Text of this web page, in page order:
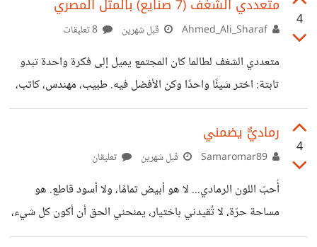
4
قبل شهرين
متعددي الشغف لطالما كان المجتمع يميل إلى فكرة واحدة تبدو
ثابتة: اختر شيئًا واحدًا وكن الأفضل فيه. طبيب، مهندس، كاتب،
رياضي، أو أي مجال آخر؛ وكأن الإنسان خُلق ليعيش داخل قالب
واحد فقط. لكن هناك أشخاصًا لا تشبههم هذه الفكرة أبدًا،
أشخاص تتوزع أرواحهم بين عدة اهتمامات، ويجدون أنفسهم في
أكثر من طريق في الوقت نفسه. هؤلاء هم متعددي الشغف.
متعدد الشغف ليس شخصًا مشتتًا كما يعتقد البعض، وليس شخصًا
لا يعرف ما يريد. هو فقط يرى العالم أوسع من
4
رماديٌّ يضمني
قبل شهرين تعليقان
أُحبّ اللون الرمادي... لا هو أبيض تمامًا، ولا أسود قاطع. هو
مساحة حرّة، لا تُقيدني باختيار، يمنحني الحق أن أكون كل شيء،
أو لا شيء. بين القلب الذي يصرخ شوقًا، والعقل الذي يُطالب